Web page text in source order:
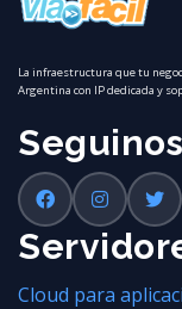
La infraestructura que tu
Argentina con IP dedicada y
Seguinos
Cloud para